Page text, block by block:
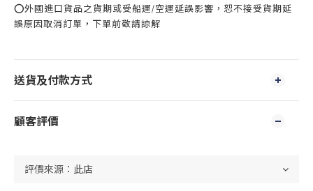
⭕外國進口貨品之貨期或受船運/空運延誤影響，恕不接受貨期延
誤原因取消訂單，下單前敬請諒解
送貨及付款方式
顧客評價